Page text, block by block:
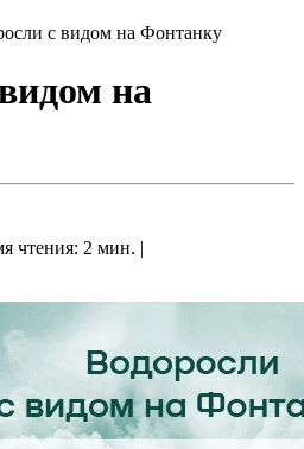
с видом на Фонтанку
на
чтения: 2 мин. |